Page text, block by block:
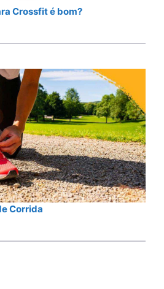
Crossfit é bom?
Corrida